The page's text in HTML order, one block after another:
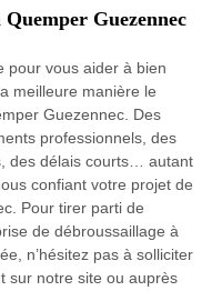
Guezennec
pour vous aider à bien
meilleure manière le
Guezennec. Des
professionnels, des
des délais courts… autant
confiant votre projet de
Pour tirer parti de
de débroussaillage à
n’hésitez pas à solliciter
sur notre site ou auprès